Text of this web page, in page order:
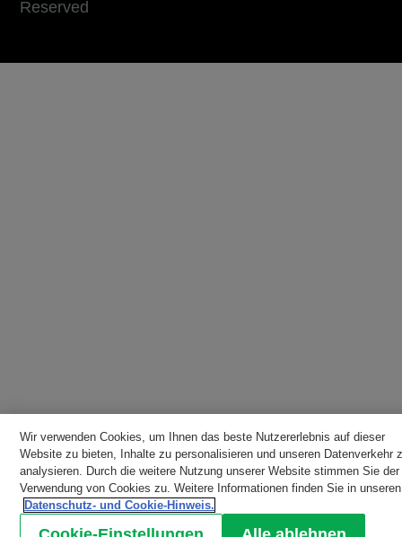
Reserved
Wir verwenden Cookies, um Ihnen das beste Nutzererlebnis auf dieser
Website zu bieten, Inhalte zu personalisieren und unseren Datenverkehr
analysieren. Durch die weitere Nutzung unserer Website stimmen Sie der
Verwendung von Cookies zu. Weitere Informationen finden Sie in unseren
Datenschutz- und Cookie-Hinweis.